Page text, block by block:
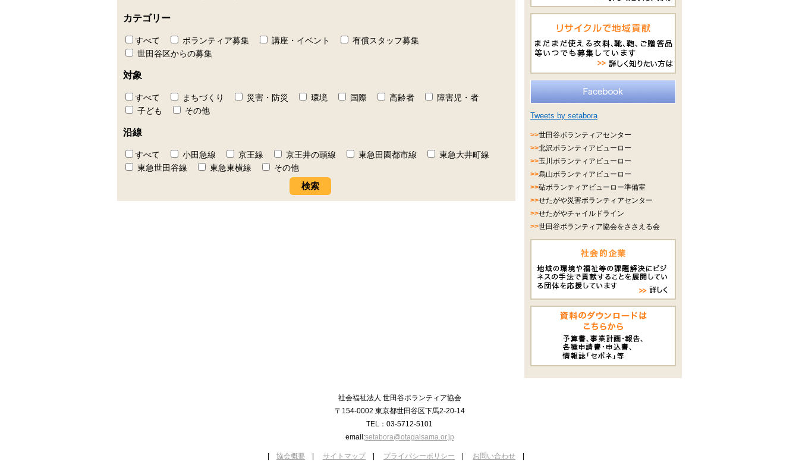
カテゴリー
すべて ボランティア募集 講座・イベント
有償スタッフ募集
世田谷区からの募集
対象
すべて まちづくり 災害・防災 環境 国際 高齢者
障害児・者
子ども
その他
沿線
すべて 小田急線 京王線 京王井の頭線 東急田園都市線
東急大井町線
東急世田谷線
東急東横線 その他
Tweets by setabora
>>世田谷ボランティアセンター
>>北沢ボランティアビューロー
>>玉川ボランティアビューロー
>>烏山ボランティアビューロー
>>砧ボランティアビューロー準備室
>>せたがや災害ボランティアセンター
>>せたがやチャイルドライン
>>世田谷ボランティア協会をささえる会
社会福祉法人 世田谷ボランティア協会
〒154-0002 東京都世田谷区下馬2-20-14
TEL：03-5712-5101
email:setabora@otagaisama.or.jp
協会概要 サイトマップ プライバシーポリシー お問い合わせ